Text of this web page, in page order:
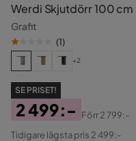
Werdi Skjutdörr 100 cm
Grafit
(1)
+2
SE PRISET!
Pris
2 499:-
Original
Förr2 799:-
Tidigare lägsta pris 2 499:-